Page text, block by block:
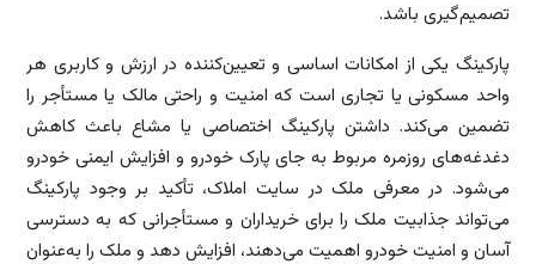
تصمیم‌گیری باشد.
پارکینگ یکی از امکانات اساسی و تعیین‌کننده در ارزش و کاربری هر
واحد مسکونی یا تجاری است که امنیت و راحتی مالک یا مستأجر را
تضمین می‌کند. داشتن پارکینگ اختصاصی یا مشاع باعث کاهش
دغدغه‌های روزمره مربوط به جای پارک خودرو و افزایش ایمنی خودرو
می‌شود. در معرفی ملک در سایت املاک، تأکید بر وجود پارکینگ
می‌تواند جذابیت ملک را برای خریداران و مستأجرانی که به دسترسی
آسان و امنیت خودرو اهمیت می‌دهند، افزایش دهد و ملک را به‌عنوان